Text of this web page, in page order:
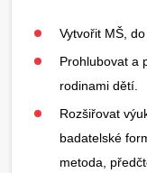
Vytvořit MŠ,
Prohlubovat a
rodinami dětí.
Rozšiřovat
badatelské
metoda,